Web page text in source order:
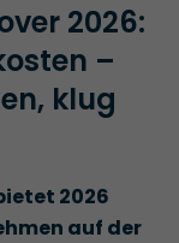
2026:
–
klug
2026
auf der